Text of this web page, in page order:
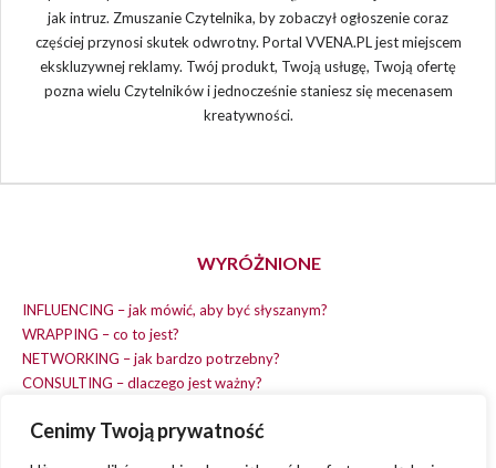
Cenimy Twoją prywatność
jak intruz. Zmuszanie Czytelnika, by zobaczył ogłoszenie coraz
częściej przynosi skutek odwrotny. Portal VVENA.PL jest miejscem
ekskluzywnej reklamy. Twój produkt, Twoją usługę, Twoją ofertę
pozna wielu Czytelników i jednocześnie staniesz się mecenasem
kreatywności.
WYRÓŻNIONE
INFLUENCING – jak mówić, aby być słyszanym?
WRAPPING – co to jest?
NETWORKING – jak bardzo potrzebny?
CONSULTING – dlaczego jest ważny?
EARNING – jak zarobić na dobrym pomyśle?